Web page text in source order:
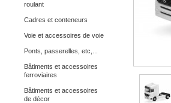
roulant
Cadres et conteneurs
Voie et accessoires de voie
Ponts, passerelles, etc,...
Bâtiments et accessoires
ferroviaires
Bâtiments et accessoires
de décor